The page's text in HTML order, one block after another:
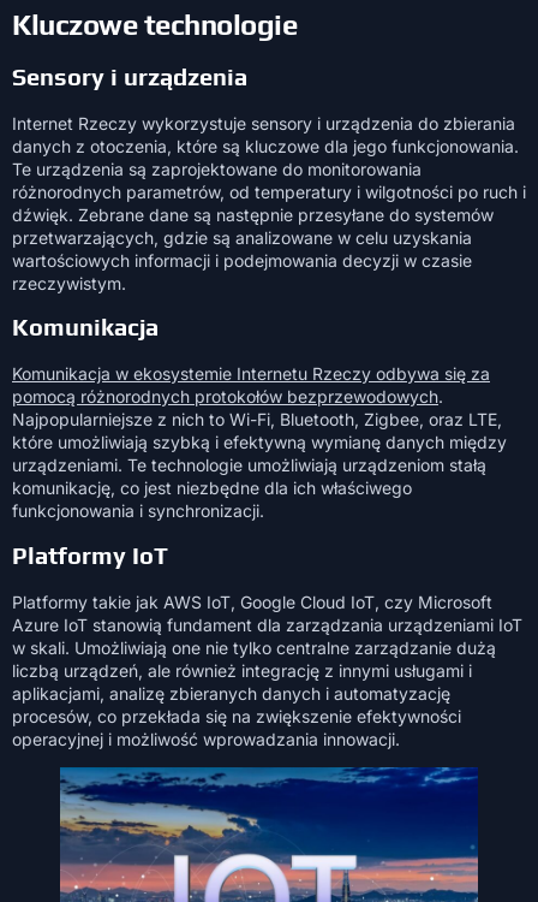
Kluczowe technologie
Sensory i urządzenia
Internet Rzeczy wykorzystuje sensory i urządzenia do zbierania
danych z otoczenia, które są kluczowe dla jego funkcjonowania.
Te urządzenia są zaprojektowane do monitorowania
różnorodnych parametrów, od temperatury i wilgotności po ruch i
dźwięk. Zebrane dane są następnie przesyłane do systemów
przetwarzających, gdzie są analizowane w celu uzyskania
wartościowych informacji i podejmowania decyzji w czasie
rzeczywistym.
Komunikacja
Komunikacja w ekosystemie Internetu Rzeczy odbywa się za
pomocą różnorodnych protokołów bezprzewodowych.
Najpopularniejsze z nich to Wi-Fi, Bluetooth, Zigbee, oraz LTE,
które umożliwiają szybką i efektywną wymianę danych między
urządzeniami. Te technologie umożliwiają urządzeniom stałą
komunikację, co jest niezbędne dla ich właściwego
funkcjonowania i synchronizacji.
Platformy IoT
Platformy takie jak AWS IoT, Google Cloud IoT, czy Microsoft
Azure IoT stanowią fundament dla zarządzania urządzeniami IoT
w skali. Umożliwiają one nie tylko centralne zarządzanie dużą
liczbą urządzeń, ale również integrację z innymi usługami i
aplikacjami, analizę zbieranych danych i automatyzację
procesów, co przekłada się na zwiększenie efektywności
operacyjnej i możliwość wprowadzania innowacji.